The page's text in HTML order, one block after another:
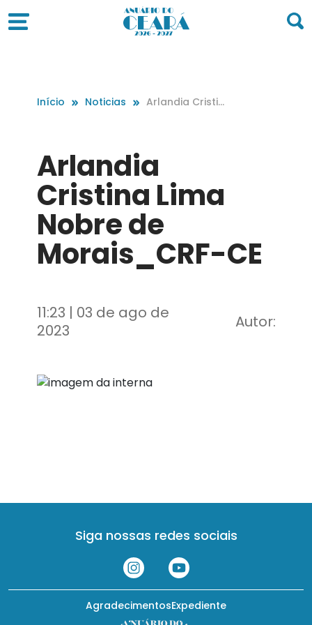
Início Noticias
Arlandia Cristin
Arlandia
Cristina Lima
Nobre de
Morais_CRF-CE
11:23 | 03 de ago de
2023
Autor:
Siga nossas redes sociais
Expediente
Agradecimentos